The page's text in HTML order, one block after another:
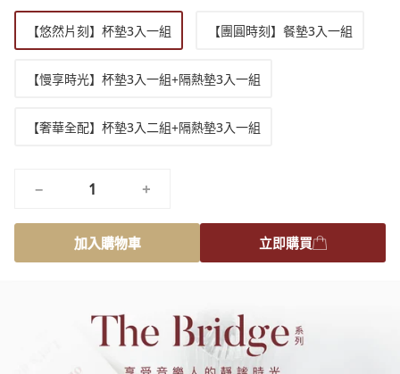
規
【悠然片刻】杯墊3入一組 【團圓時刻】餐墊3入一組
【慢享時光】杯墊3入一組+隔熱墊3入一組
【奢華全配】杯墊3入二組+隔熱墊3入一組
− +
加入購物車 立即購買